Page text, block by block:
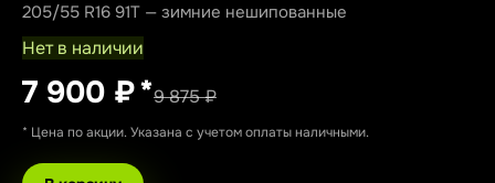
205/55 R16 91T — зимние нешипованные
Нет в наличии
7 900 ₽*9 875 ₽
* Цена по акции. Указана с учетом оплаты наличными.